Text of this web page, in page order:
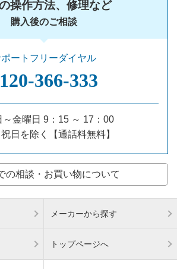
操作方法、修理など
購入後のご相談
ートフリーダイヤル
～金曜日 9：15 ～ 17：00
日を除く【通話料無料】
の相談・お買い物について
メーカーから探す
トップページへ